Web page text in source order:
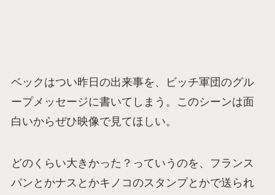
ベックはつい昨日の出来事を、ビッチ軍団のグル
ープメッセージに書いてしまう。このシーンは面
白いからぜひ映像で見てほしい。
どのくらい大きかった？っていうのを、フランス
パンとかナスとかキノコのスタンプとかで送られ